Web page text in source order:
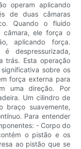
operam aplicando
de duas câmaras
Quando o fluido
câmara, ele força o
aplicando força.
despressurizada,
trás. Esta operação
sobre os
força externa para
uma direção. Por
Um cilindro de
braço suavemente,
Para entender
- Corpo do
o pistão e os
ao pistão que se